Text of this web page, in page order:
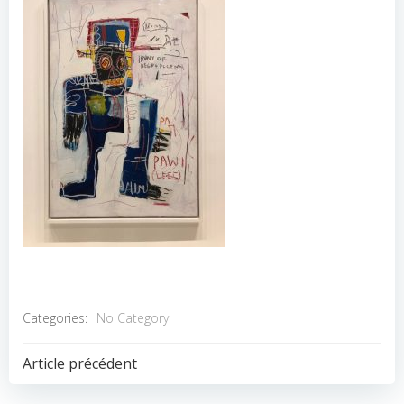
Categories: No Category
POST
Article précédent